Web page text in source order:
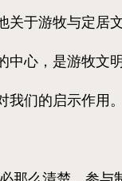
关于游牧与定居
中心，是游牧文
们的启示作用。